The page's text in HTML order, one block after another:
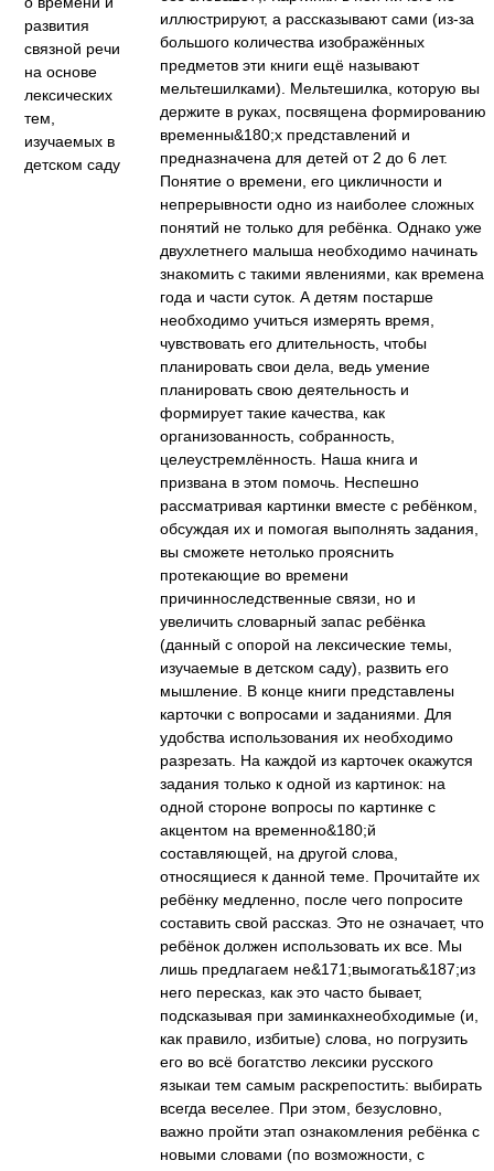
иллюстрируют, а рассказывают сами (из-за
большого количества изображённых
предметов эти книги ещё называют
мельтешилками). Мельтешилка, которую вы
держите в руках, посвящена формированию
временны&180;х представлений и
предназначена для детей от 2 до 6 лет.
Понятие о времени, его цикличности и
непрерывности одно из наиболее сложных
понятий не только для ребёнка. Однако уже
двухлетнего малыша необходимо начинать
знакомить с такими явлениями, как времена
года и части суток. А детям постарше
необходимо учиться измерять время,
чувствовать его длительность, чтобы
планировать свои дела, ведь умение
планировать свою деятельность и
формирует такие качества, как
организованность, собранность,
целеустремлённость. Наша книга и
призвана в этом помочь. Неспешно
рассматривая картинки вместе с ребёнком,
обсуждая их и помогая выполнять задания,
вы сможете нетолько прояснить
протекающие во времени
причинноследственные связи, но и
увеличить словарный запас ребёнка
(данный с опорой на лексические темы,
изучаемые в детском саду), развить его
мышление. В конце книги представлены
карточки с вопросами и заданиями. Для
удобства использования их необходимо
разрезать. На каждой из карточек окажутся
задания только к одной из картинок: на
одной стороне вопросы по картинке с
акцентом на временно&180;й
составляющей, на другой слова,
относящиеся к данной теме. Прочитайте их
ребёнку медленно, после чего попросите
составить свой рассказ. Это не означает, что
ребёнок должен использовать их все. Мы
лишь предлагаем не&171;вымогать&187;из
него пересказ, как это часто бывает,
подсказывая при заминкахнеобходимые (и,
как правило, избитые) слова, но погрузить
его во всё богатство лексики русского
языкаи тем самым раскрепостить: выбирать
всегда веселее. При этом, безусловно,
важно пройти этап ознакомления ребёнка с
новыми словами (по возможности, с